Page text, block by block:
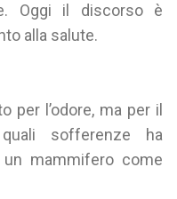
Oggi il discorso è
alla salute.
per l’odore, ma per il
sofferenze ha
un mammifero come